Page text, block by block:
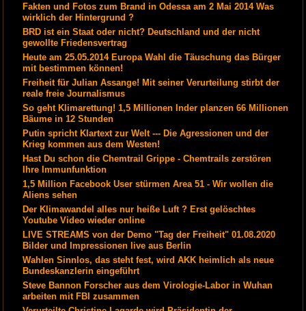
Fakten und Fotos zum Brand in Odessa am 2 Mai 2014 Was
wirklich der Hintergrund ?
BRD ist ein Staat oder nicht? Deutschland und der nicht
gewollte Friedensvertrag
Heute am 25.05.2014 Europa Wahl die Täuschung das Bürger
mit bestimmen können!
Freiheit für Julian Assange! Mit seiner Verurteilung stirbt der
reale freie Journalismus
So geht Klimarettung! 1,5 Millionen Inder planzen 66 Millionen
Bäume in 12 Stunden
Putin spricht Klartext zur Welt --- Die Agressionen und der
Krieg kommen aus dem Westen!
Hast Du schon die Chemtrail Grippe - Chemtrails zerstören
Ihre Immunfunktion
1,5 Million Facebook User stürmen Area 51 - Wir wollen die
Aliens sehen
Der Klimawandel alles nur heiße Luft ? Erst gelöschtes
Youtube Video wieder online
LIVE STREAMS von der Demo "Tag der Freiheit" 01.08.2020
Bilder und Impressionen live aus Berlin
Wahlen Sinnlos, das steht fest, wird AKK heimlich als neue
Bundeskanzlerin eingeführt
Steve Bannon Forscher aus dem Virologie-Labor in Wuhan
arbeiten mit FBI zusammen